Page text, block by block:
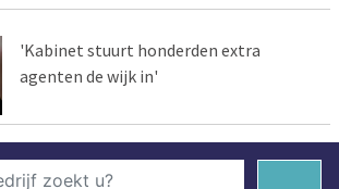
'Kabinet stuurt honderden extra
agenten de wijk in'